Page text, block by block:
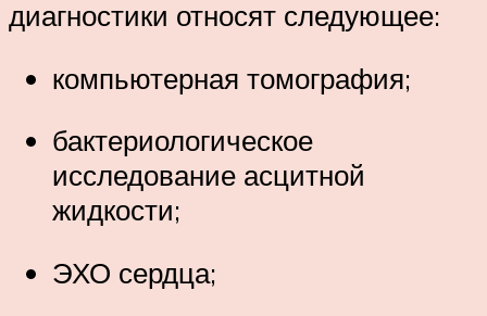
диагностики относят следующее:
компьютерная томография;
бактериологическое
исследование асцитной
жидкости;
ЭХО сердца;